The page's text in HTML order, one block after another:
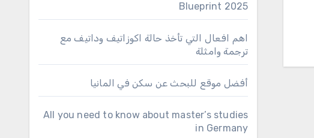
Blueprint 2025
اهم افعال التي تأخذ حالة اكوزاتيف وداتيف مع
ترجمة وامثلة
أفضل موقع للبحث عن سكن في المانيا
All you need to know about master’s studies
in Germany